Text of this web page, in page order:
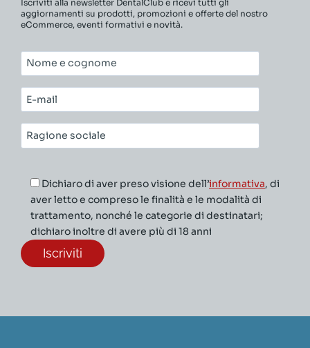
Iscriviti alla newsletter DentalClub e ricevi tutti gli
aggiornamenti su prodotti, promozioni e offerte del nostro
eCommerce, eventi formativi e novità.
Nome
e
cognome*
E-
mail*
Ragione
sociale*
Dichiaro di aver preso visione dell’informativa, di
aver letto e compreso le finalità e le modalità di
trattamento, nonché le categorie di destinatari;
dichiaro inoltre di avere più di 18 anni